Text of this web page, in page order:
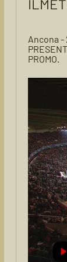
Ancona -
PROMO.